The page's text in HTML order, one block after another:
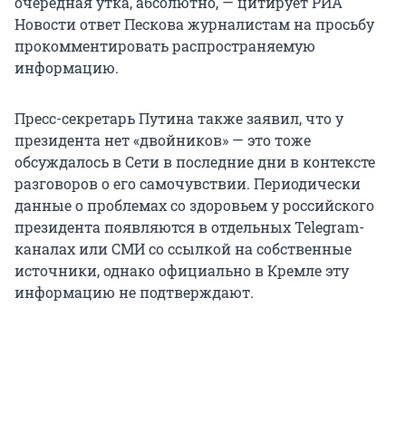
Новости ответ Пескова журналистам на просьбу
прокомментировать распространяемую
информацию.
Пресс-секретарь Путина также заявил, что у
президента нет «двойников» — это тоже
обсуждалось в Сети в последние дни в контексте
разговоров о его самочувствии. Периодически
данные о проблемах со здоровьем у российского
президента появляются в отдельных Telegram-
каналах или СМИ со ссылкой на собственные
источники, однако официально в Кремле эту
информацию не подтверждают.